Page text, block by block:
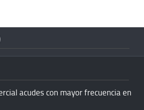
acudes con mayor frecuencia en